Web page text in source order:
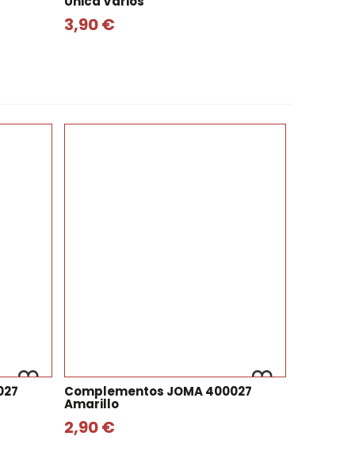
3,90 €
Complementos JOMA 400027
Amarillo
2,90 €